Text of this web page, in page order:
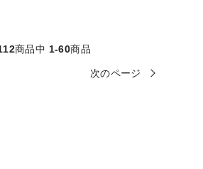
商品中 1-60商品
次のページ